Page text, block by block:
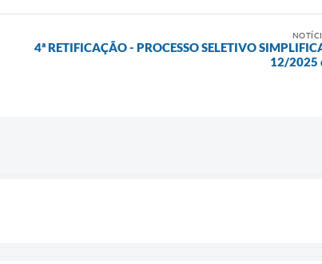
4ª RETIFICAÇÃO - PROCESSO SELETIVO
12/2025